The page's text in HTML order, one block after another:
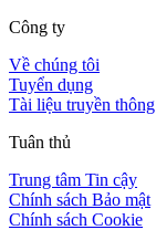
Công ty
Về chúng tôi
Tuyển dụng
Tài liệu truyền thông
Tuân thủ
Trung tâm Tin cậy
Chính sách Bảo mật
Chính sách Cookie